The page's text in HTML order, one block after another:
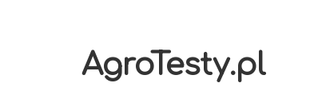
AgroTesty.pl